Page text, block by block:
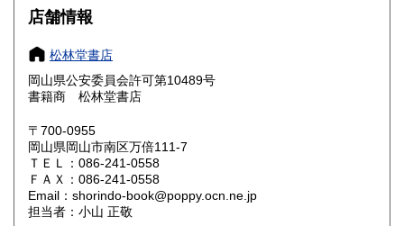
大阪府
奈良県
鳥取県 600円
岡山県
山口県 600円
香川県 600円 愛媛県
店舗情報
松林堂書店
岡山県公安委員会許可第10489号
書籍商 松林堂書店
〒700-0955
岡山県岡山市南区万倍111-7
ＴＥＬ：086-241-0558
ＦＡＸ：086-241-0558
Email：shorindo-book@poppy.ocn.ne.jp
担当者：小山 正敬